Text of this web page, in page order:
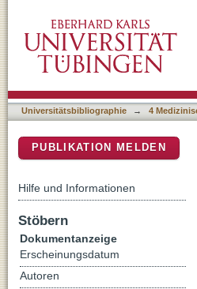
intervertebral disc
study
Universitätsbibliographie → 4
PUBLIKATION MELDEN
Hilfe und Informationen
Stöbern
Dokumentanzeige
Erscheinungsdatum
Autoren